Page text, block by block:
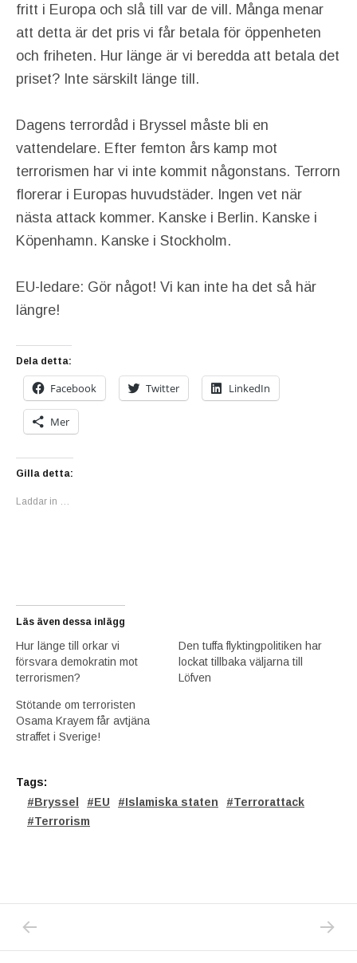
fritt i Europa och slå till var de vill. Många menar
att detta är det pris vi får betala för öppenheten
och friheten. Hur länge är vi beredda att betala det
priset? Inte särskilt länge till.
Dagens terrordåd i Bryssel måste bli en
vattendelare. Efter femton års kamp mot
terrorismen har vi inte kommit någonstans. Terrorn
florerar i Europas huvudstäder. Ingen vet när
nästa attack kommer. Kanske i Berlin. Kanske i
Köpenhamn. Kanske i Stockholm.
EU-ledare: Gör något! Vi kan inte ha det så här
längre!
Dela detta:
Facebook Twitter LinkedIn
Mer
Gilla detta:
Laddar in …
Läs även dessa inlägg
Hur länge till orkar vi
försvara demokratin mot
terrorismen?
Den tuffa flyktingpolitiken har
lockat tillbaka väljarna till
Löfven
Stötande om terroristen
Osama Krayem får avtjäna
straffet i Sverige!
Tags:
Bryssel
EU Islamiska staten
Terrorattack
Terrorism
Inläggsnavigering
PREVIOUS POST: TRÄNA OCH SLIPPNEXT